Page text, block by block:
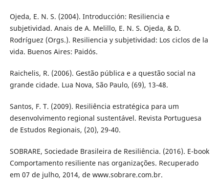
Ojeda, E. N. S. (2004). Introducción: Resiliencia e
subjetividad. Anais de A. Melillo, E. N. S. Ojeda, & D.
Rodríguez (Orgs.). Resiliencia y subjetividad: Los ciclos de la
vida. Buenos Aires: Paidós.
Raichelis, R. (2006). Gestão pública e a questão social na
grande cidade. Lua Nova, São Paulo, (69), 13-48.
Santos, F. T. (2009). Resiliência estratégica para um
desenvolvimento regional sustentável. Revista Portuguesa
de Estudos Regionais, (20), 29-40.
SOBRARE, Sociedade Brasileira de Resiliência. (2016). E-book
Comportamento resiliente nas organizações. Recuperado
em 07 de julho, 2014, de www.sobrare.com.br.